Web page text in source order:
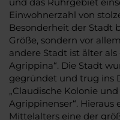
Einwohnerzahl von
Besonderheit der Stadt
Größe, sondern vor
andere Stadt ist älter
Agrippina“. Die Stadt
gegründet und trug ins
„Claudische Kolonie
Agrippinenser“.
Mittelalters eine der